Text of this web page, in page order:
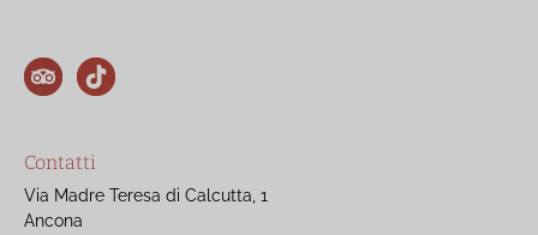
Contatti
Via Madre Teresa di Calcutta, 1
Ancona